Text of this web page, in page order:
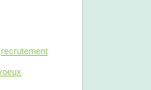
recrutement